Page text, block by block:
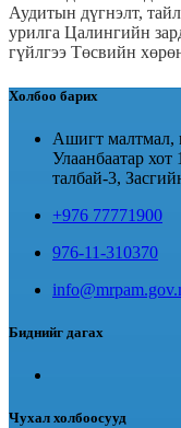
Аудитын дүгнэлт,
урилга Цалингийн
гүйлгээ Төсвийн
Холбоо барих
Ашигт малтмал,
Улаанбаатар
талбай-3,
+976 77771900
976-11-310370
Биднийг дагах
Чухал холбоосууд